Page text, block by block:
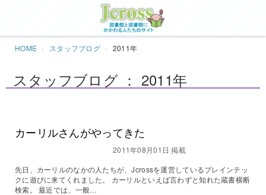
HOME スタッフブログ 2011年
スタッフブログ ： 2011年
カーリルさんがやってきた
2011年08月01日 掲載
先日、カーリルのなかの人たちが、Jcrossを運営しているブレインテッ
クに遊びに来てくれました。 カーリルといえば言わずと知れた蔵書横断
検索。 最近では、一般…